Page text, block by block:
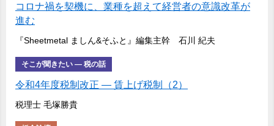
コロナ禍を契機に、業種を超えて経営者の意識改革が
進む
『Sheetmetal ましん&そふと』編集主幹 石川 紀夫
そこが聞きたい ― 税の話
令和4年度税制改正 ― 賃上げ税制（2）
税理士 毛塚勝貴